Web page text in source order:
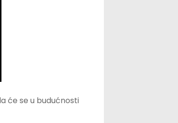
će se u budućnosti